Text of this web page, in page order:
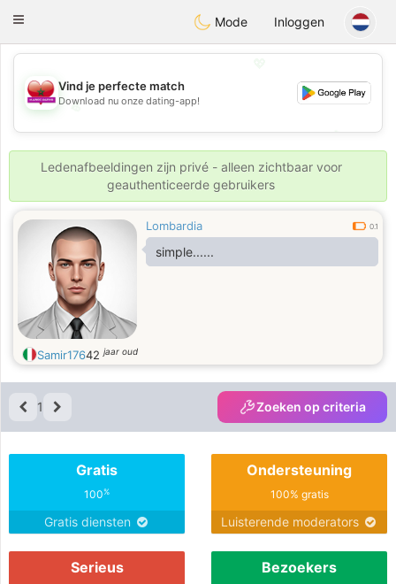
Maroc Dating
Toggle
Mode Inloggen
💖
💕
💕
Vind je perfecte match
Download nu onze dating-app!
Ledenafbeeldingen zijn privé - alleen zichtbaar voor
geauthenticeerde gebruikers
Lombardia 0.1
simple......
Samir17642jaar oud
1 Zoeken op criteria
Gratis
100%
Gratis diensten
Ondersteuning
100% gratis
Luisterende moderators
Serieus Bezoekers